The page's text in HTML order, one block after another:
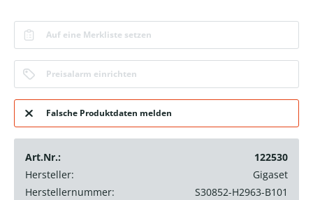
Auf eine Merkliste setzen
Preisalarm einrichten
Falsche Produktdaten melden
Art.Nr.:
122530
Hersteller:
Gigaset
Herstellernummer:
S30852-H2963-B101